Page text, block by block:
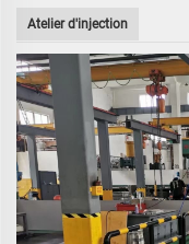
Atelier d'injection